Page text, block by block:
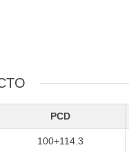
PCD
100+114.3